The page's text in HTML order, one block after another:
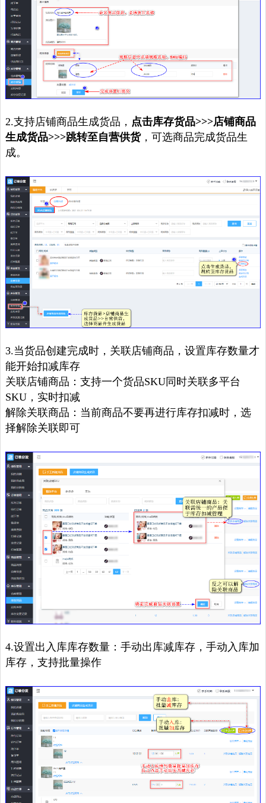
2.支持店铺商品生成货品， 点击库存货品>>>店铺商品
生成货品>>>跳转至自营供货，可选商品完成货品生
成。
3.当货品创建完成时，关联店铺商品，设置库存数量才
能开始扣减库存
关联店铺商品：支持一个货品SKU同时关联多平台
SKU，实时扣减
解除关联商品：当前商品不要再进行库存扣减时，选
择解除关联即可
4.设置出入库库存数量：手动出库减库存，手动入库加
库存，支持批量操作